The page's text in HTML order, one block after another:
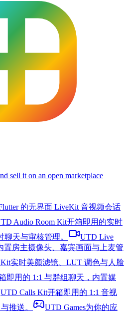
sell it on an open marketplace
的无界面 LiveKit 音视频会话
Audio Room Kit开箱即用的实时
天与审核管理。
UTD Live
置房主摄像头、嘉宾画面与上麦管
Kit实时美颜滤镜、LUT 调色与人脸
即用的 1:1 与群组聊天，内置媒
UTD Calls Kit开箱即用的 1:1 音视
推送。
UTD Games为你的应